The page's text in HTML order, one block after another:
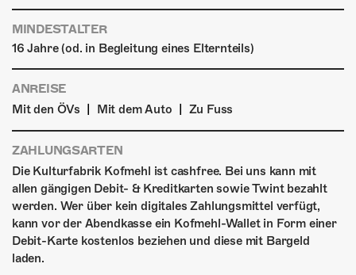
MINDESTALTER
16 Jahre (od. in Begleitung eines Elternteils)
ANREISE
Mit den ÖVs
Mit dem Auto Zu Fuss
ZAHLUNGSARTEN
Die Kulturfabrik Kofmehl ist cashfree. Bei uns kann mit
allen gängigen Debit- & Kreditkarten sowie Twint bezahlt
werden. Wer über kein digitales Zahlungsmittel verfügt,
kann vor der Abendkasse ein Kofmehl-Wallet in Form einer
Debit-Karte kostenlos beziehen und diese mit Bargeld
laden.